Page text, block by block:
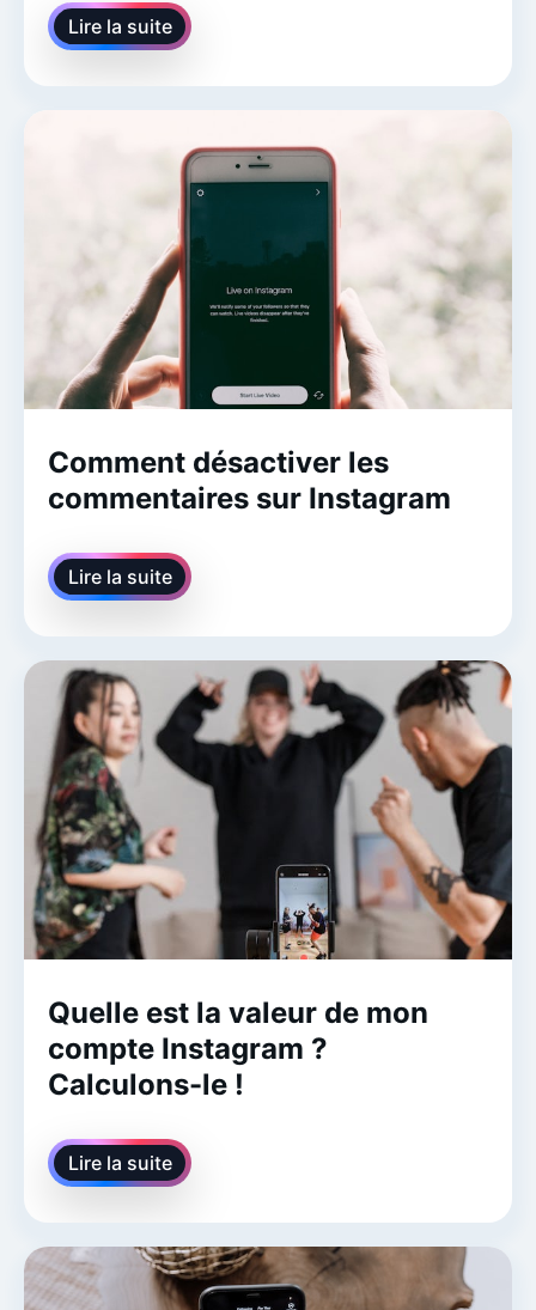
Lire la suite
Comment désactiver les
commentaires sur Instagram
Lire la suite
Quelle est la valeur de mon
compte Instagram ?
Calculons-le !
Lire la suite